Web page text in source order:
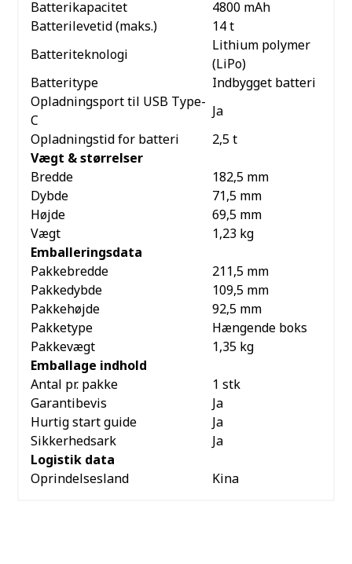
Batterikapacitet
4800 mAh
Batterilevetid (maks.)
14 t
Batteriteknologi
Lithium polymer
(LiPo)
Batteritype
Indbygget batteri
Opladningsport til USB Type-
C
Ja
Opladningstid for batteri
2,5 t
Vægt & størrelser
Bredde
182,5 mm
Dybde
71,5 mm
Højde
69,5 mm
Vægt
1,23 kg
Emballeringsdata
Pakkebredde
211,5 mm
Pakkedybde
109,5 mm
Pakkehøjde
92,5 mm
Pakketype
Hængende boks
Pakkevægt
1,35 kg
Emballage indhold
Antal pr. pakke
1 stk
Garantibevis
Ja
Hurtig start guide
Ja
Sikkerhedsark
Ja
Logistik data
Oprindelsesland
Kina